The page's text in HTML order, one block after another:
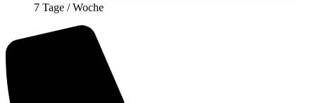
7 Tage / Woche